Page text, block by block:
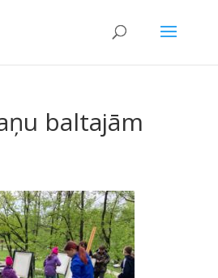
baltajām